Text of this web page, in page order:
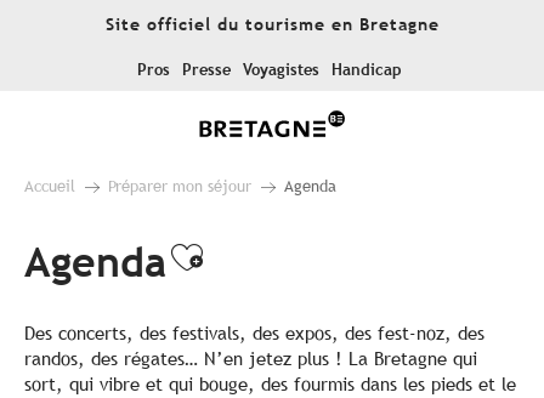
Site officiel du tourisme en Bretagne
Pros Presse Voyagistes Handicap
Accueil Préparer mon séjour Agenda
AgendaAjouter aux favoris
Des concerts, des festivals, des expos, des fest-noz, des
randos, des régates… N’en jetez plus ! La Bretagne qui
sort, qui vibre et qui bouge, des fourmis dans les pieds et le